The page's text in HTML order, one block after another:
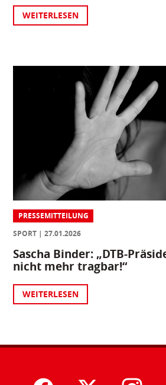
WEITERLESEN
PRESSEMITTEILUNG
SPORT
27.01.2026
Sascha Binder: „DTB-
nicht mehr tragbar!“
WEITERLESEN